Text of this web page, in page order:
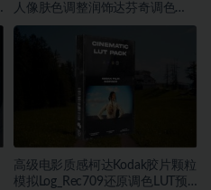
人像肤色调整润饰达芬奇调色
DCTL插件
高级电影质感柯达Kodak胶片颗粒
模拟Log_Rec709还原调色LUT预